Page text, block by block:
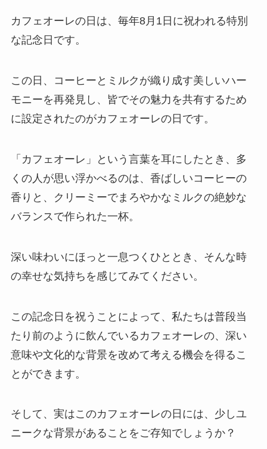
カフェオーレの日は、毎年8月1日に祝われる特別
な記念日です。
この日、コーヒーとミルクが織り成す美しいハー
モニーを再発見し、皆でその魅力を共有するため
に設定されたのがカフェオーレの日です。
「カフェオーレ」という言葉を耳にしたとき、多
くの人が思い浮かべるのは、香ばしいコーヒーの
香りと、クリーミーでまろやかなミルクの絶妙な
バランスで作られた一杯。
深い味わいにほっと一息つくひととき、そんな時
の幸せな気持ちを感じてみてください。
この記念日を祝うことによって、私たちは普段当
たり前のように飲んでいるカフェオーレの、深い
意味や文化的な背景を改めて考える機会を得るこ
とができます。
そして、実はこのカフェオーレの日には、少しユ
ニークな背景があることをご存知でしょうか？